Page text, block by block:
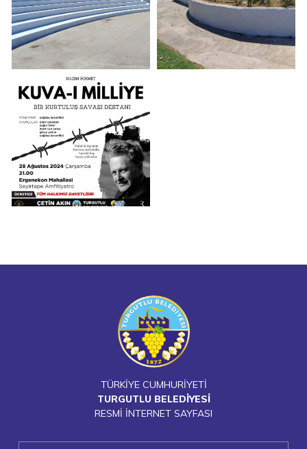
TÜRKİYE CUMHURİYETİ
TURGUTLU BELEDİYESİ
RESMİ İNTERNET SAYFASI